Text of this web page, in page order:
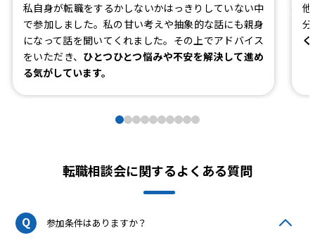
私自身が転職をするかしないかはっきりしていない中
で参加しました。私の甘い考えや抽象的な話にも親身
になって話を聞いてくれました。その上でアドバイス
をいただき、 ひとつひとつ悩みや不安を解決して進め
る気がしています。
他
分
転職相談会に関するよくある質問
Q 参加条件はありますか？